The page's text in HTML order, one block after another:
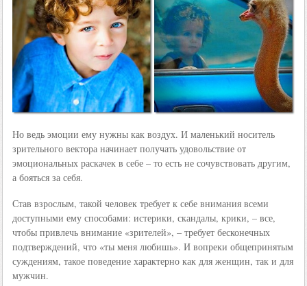
Но ведь эмоции ему нужны как воздух. И маленький носитель
зрительного вектора начинает получать удовольствие от
эмоциональных раскачек в себе – то есть не сочувствовать другим,
а бояться за себя.
Став взрослым, такой человек требует к себе внимания всеми
доступными ему способами: истерики, скандалы, крики, – все,
чтобы привлечь внимание «зрителей», – требует бесконечных
подтверждений, что «ты меня любишь». И вопреки общепринятым
суждениям, такое поведение характерно как для женщин, так и для
мужчин.